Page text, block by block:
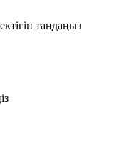
таңдаңыз